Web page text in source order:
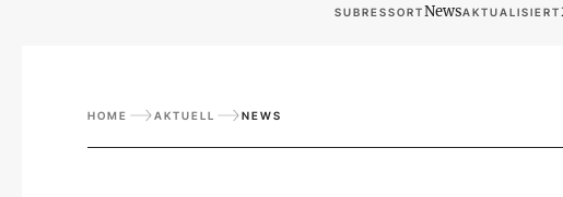
SUBRESSORTNewsAKTUALISIERT
HOME AKTUELL NEWS